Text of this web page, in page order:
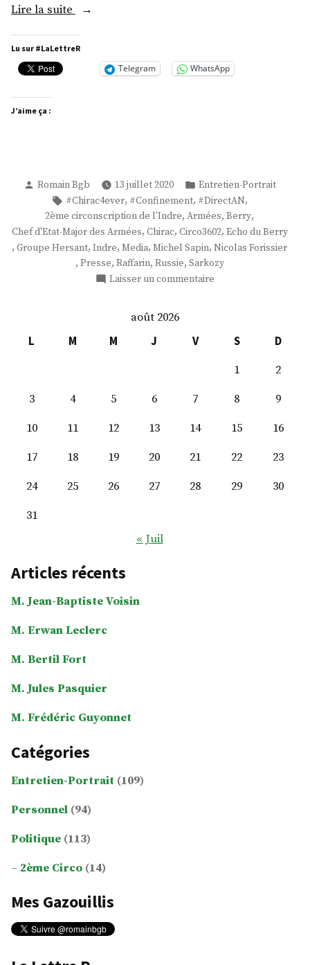
Lire la suite « M.
Forissier »
Lu sur #LaLettreR
Telegram WhatsApp
J’aime ça :
Publié
Romain Bgb 13 juillet 2020
Publié
dans
Entretien-Portrait
Étiquettes :
#Chirac4ever, #Confinement, #DirectAN,
2ème circonscription de l'Indre, Armées, Berry,
Chef d'Etat-Major des Armées, Chirac, Circo3602, Echo du Berry
, Groupe Hersant, Indre, Media, Michel Sapin, Nicolas Forissier
, Presse, Raffarin, Russie, Sarkozy
Laisser un commentaire
août 2026
L
M M J V S
D
1
2
3
4 5 6 7 8
9
10
11 12 13 14 15
16
17
18 19 20 21 22
23
24
25 26 27 28 29
30
31
« Juil
Articles récents
M. Jean-Baptiste Voisin
M. Erwan Leclerc
M. Bertil Fort
M. Jules Pasquier
M. Frédéric Guyonnet
Catégories
Entretien-Portrait (109)
Personnel (94)
Politique (113)
2ème Circo (14)
Mes Gazouillis